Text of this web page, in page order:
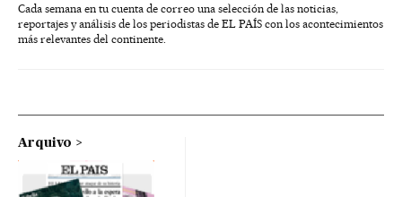
Cada semana en tu cuenta de correo una selección de las noticias,
reportajes y análisis de los periodistas de EL PAÍS con los acontecimientos
más relevantes del continente.
Arquivo